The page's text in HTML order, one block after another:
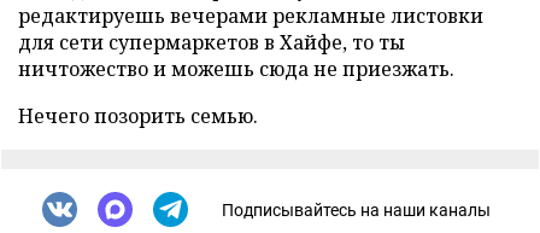
редактируешь вечерами рекламные листовки
для сети супермаркетов в Хайфе, то ты
ничтожество и можешь сюда не приезжать.
Нечего позорить семью.
Подписывайтесь на наши каналы